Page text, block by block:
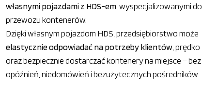
własnymi pojazdami z HDS-em , wyspecjalizowanymi do
przewozu kontenerów.
Dzięki własnym pojazdom HDS, przedsiębiorstwo może
elastycznie odpowiadać na potrzeby klientów , prędko
oraz bezpiecznie dostarczać kontenery na miejsce – bez
opóźnień, niedomówień i bezużytecznych pośredników.